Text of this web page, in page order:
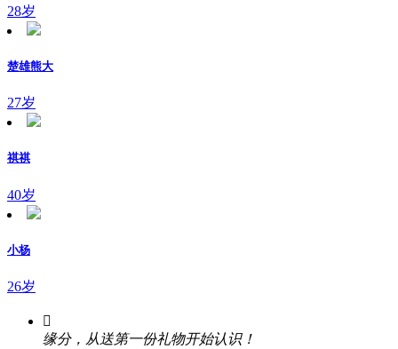
28岁
楚雄熊大
27岁
祺祺
40岁
小杨
26岁

缘分，从送第一份礼物开始认识！